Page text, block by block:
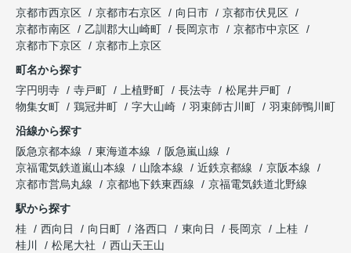
京都市西京区
京都市右京区 向日市
京都市伏見区
京都市南区
乙訓郡大山崎町 長岡京市
京都市中京区
京都市下京区
京都市上京区
町名から探す
字円明寺
寺戸町 上植野町 長法寺
松尾井戸町
物集女町
鶏冠井町 字大山崎 羽束師古川町
羽束師鴨川町
沿線から探す
阪急京都本線
東海道本線
阪急嵐山線
京福電気鉄道嵐山本線
山陰本線 近鉄京都線
京阪本線
京都市営烏丸線
京都地下鉄東西線
京福電気鉄道北野線
駅から探す
桂
西向日 向日町 洛西口 東向日 長岡京
上桂
桂川
松尾大社 西山天王山